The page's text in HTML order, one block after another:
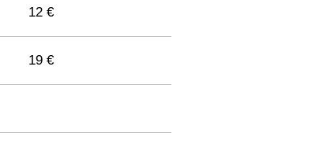
12 €
19 €